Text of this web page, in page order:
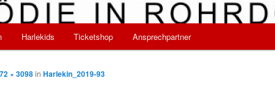
Harlekids Ticketshop Ansprechpartner
× 3098in Harlekin_2019-93